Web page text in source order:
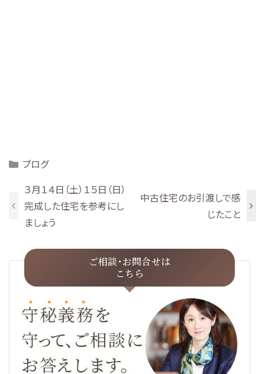
Categories
ブログ
３月１４日（土）１５日（日）
完成した住宅を参考にし
ましょう
中古住宅のお引渡しで感
じたこと
ご相談･お問合せは
こちら